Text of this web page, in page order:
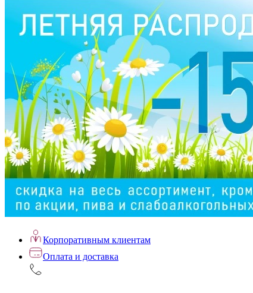
Корпоративным клиентам
Оплата и доставка